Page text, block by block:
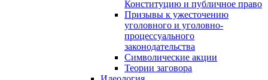
Конституцию и публичное право
Призывы к ужесточению
уголовного и уголовно-
процессуального
законодательства
Символические акции
Теории заговора